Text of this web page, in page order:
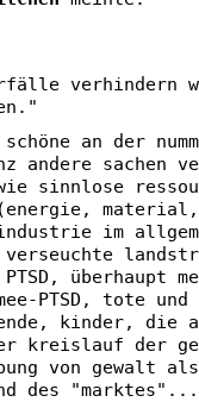
verhindern
an der
andere sachen
sinnlose
material,
im
verseuchte
überhaupt
PTSD, tote
ende, kinder, die
kreislauf der
von gewalt
des